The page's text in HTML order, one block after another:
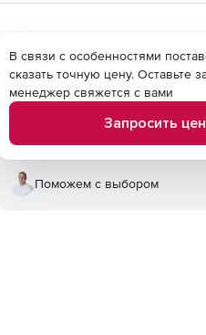
В связи с особенностями
сказать точную цену. Оставьте
менеджер свяжется с вами
Запросить
Поможем с выбором